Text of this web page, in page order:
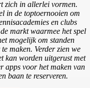
zich in allerlei vormen.
in de toptoernooien om
en clubs
markt waarmee het spel
mogelijk om standen
maken. Verder zien we
kan worden uitgerust met
apps voor het maken van
baan te reserveren.